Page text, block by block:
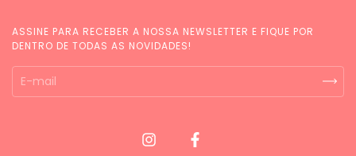
ASSINE PARA RECEBER A NOSSA NEWSLETTER E FIQUE POR
DENTRO DE TODAS AS NOVIDADES!